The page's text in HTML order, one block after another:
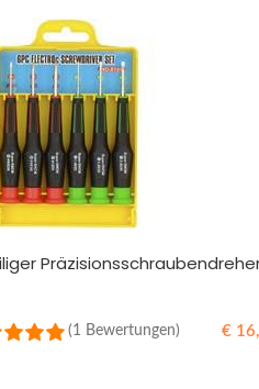
(1 Bewertungen) €